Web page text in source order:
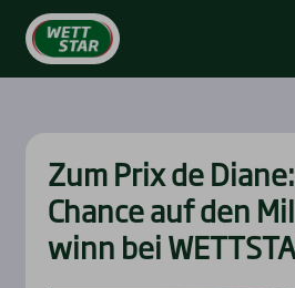
Zum Prix de
Chan­ce auf den
winn bei